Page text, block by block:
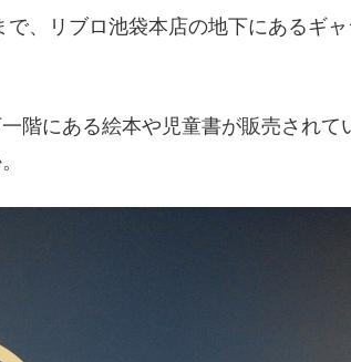
で、リブロ池袋本店の地下にあるギ
階にある絵本や児童書が販売され